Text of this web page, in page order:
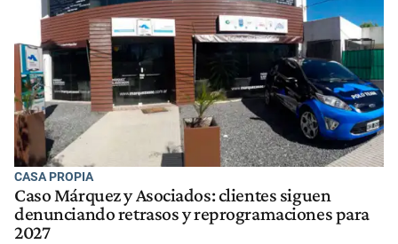
CASA PROPIA
Caso Márquez y Asociados: clientes siguen
denunciando retrasos y reprogramaciones para
2027